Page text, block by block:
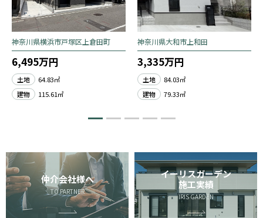
神奈川県横浜市戸塚区上倉田町
6,495万円
土地
64.83㎡
建物
115.61㎡
神奈川県大和市上和田
3,335万円
土地
84.03㎡
建物
79.33㎡
仲介会社様へ
TO PARTNER
イーリスガーデン
施工実績
IRIS GARDEN